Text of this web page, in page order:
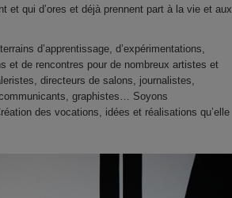
et qui d’ores et déjà prennent part à la vie et aux
d’apprentissage, d’expérimentations,
et de rencontres pour de nombreux artistes et
directeurs de salons, journalistes,
graphistes… Soyons
des vocations, idées et réalisations qu’elle